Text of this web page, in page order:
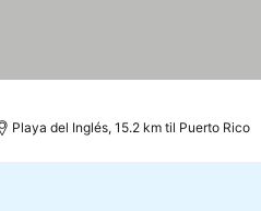
Playa del Inglés, 15.2 km til Puerto Rico